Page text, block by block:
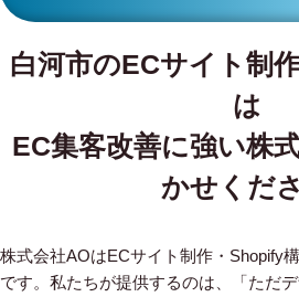
BLOG
白河市のECサイト制
は
EC集客改善に強い株
かせくだ
株式会社AOはECサイト制作・Shopify
です。私たちが提供するのは、「ただ